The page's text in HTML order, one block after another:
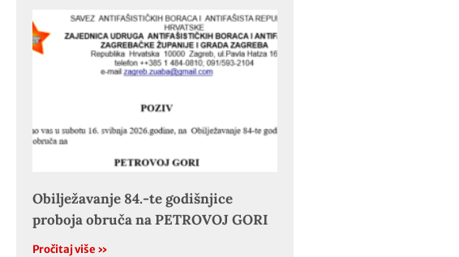
Obilježavanje 84.-te godišnjice
proboja obruča na PETROVOJ GORI
Pročitaj više »